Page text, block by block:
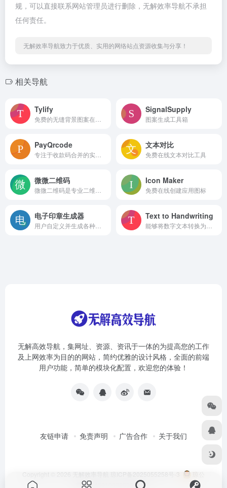
规，可以直接联系网站管理员进行删除，无解效率导航不承担
任何责任。
无解效率导航致力于优质、实用的网络站点资源收集与分享！
相关导航
Tylify SignalSupply
图案生成工具箱
PayQrcode 文本对比
免费在线文本对比工具
微微二维码 Icon Maker
免费在线创建应用图标
电子印章生成器 Text to Handwriting
无解高效导航，集网址、资源、资讯于一体的为提高您的工作
及上网效率为目的的网站，简约优雅的设计风格，全面的前端
用户功能，简单的模块化配置，欢迎您的体验！
友链申请 免责声明 广告合作 关于我们
Copyright © 2026 无解效率导航 琼ICP备2025055258号-3
琼公
网安备46010002000981号